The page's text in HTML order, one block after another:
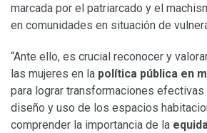
marcada por el patriarcado y el
en comunidades en situación de
“Ante ello, es crucial reconocer y
las mujeres en la política pública en
para lograr transformaciones efectivas
diseño y uso de los espacios
comprender la importancia de la